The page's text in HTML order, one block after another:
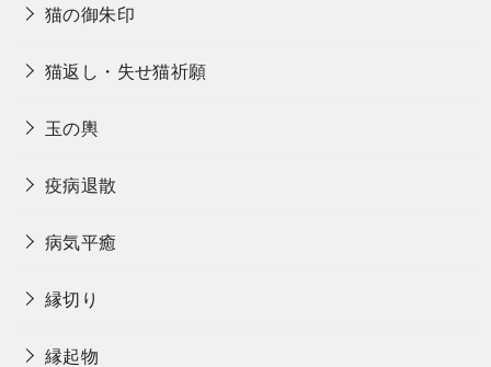
猫の御朱印
猫返し・失せ猫祈願
玉の輿
疫病退散
病気平癒
縁切り
縁起物